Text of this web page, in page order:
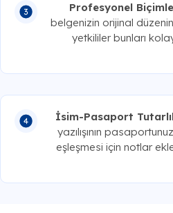
Profesyonel
belgenizin orijinal
yetkililer bunları
İsim-Pasaport
yazılışının
eşleşmesi için notlar